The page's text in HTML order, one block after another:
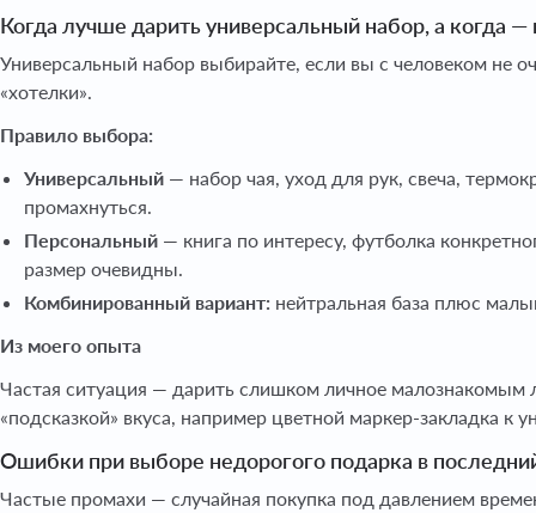
Когда лучше дарить универсальный набор, а когда
Универсальный набор выбирайте, если вы с человеком не
«хотелки».
Правило выбора:
Универсальный — набор чая, уход для рук, свеча,
промахнуться.
Персональный — книга по интересу, футболка
размер очевидны.
Комбинированный вариант: нейтральная база плюс
Из моего опыта
Частая ситуация — дарить слишком личное
«подсказкой» вкуса, например цветной маркер-закладка к
Ошибки при выборе недорогого подарка в
Частые промахи — случайная покупка под давлением